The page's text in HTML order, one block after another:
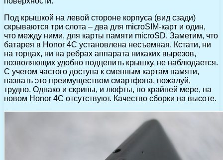
Под крышкой на левой стороне корпуса (вид сзади)
скрываются три слота – два для microSIM-карт и один,
что между ними, для карты памяти microSD. Заметим, что
батарея в Honor 4C установлена несъемная. Кстати, ни
на торцах, ни на ребрах аппарата никаких вырезов,
позволяющих удобно подцепить крышку, не наблюдается.
С учетом частого доступа к сменным картам памяти,
назвать это преимуществом смартфона, пожалуй,
трудно. Однако и скрипы, и люфты, по крайней мере, на
новом Honor 4C отсутствуют. Качество сборки на высоте.